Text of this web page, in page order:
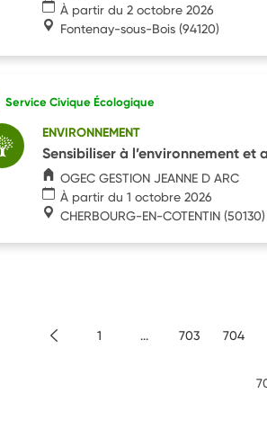
À partir du 2 octobre 2026
Fontenay-sous-Bois (94120)
Service Civique Écologique
ENVIRONNEMENT
Sensibiliser à l’environnement
OGEC GESTION JEANNE D ARC
À partir du 1 octobre 2026
CHERBOURG-EN-COTENTIN (50130)
1 ... 703 704